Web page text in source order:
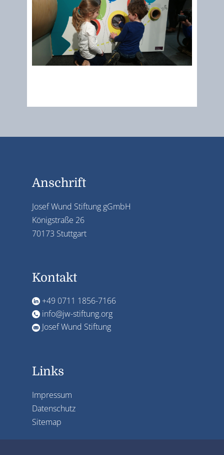
Anschrift
Josef Wund Stiftung gGmbH
Königstraße 26
70173 Stuttgart
Kontakt
+49 0711 1856-7166
info@jw-stiftung.org
Josef Wund Stiftung
Links
Impressum
Datenschutz
Sitemap